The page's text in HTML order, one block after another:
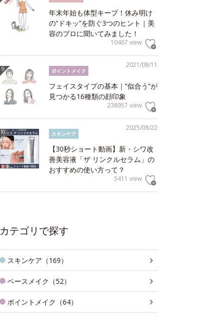
年末年始も体型キープ！休み明け
の“ドキッ”を防ぐ3つのヒント｜美
容のプロに聞いてみました！
10467 view
2021/08/11
ポイントメイク
フェイスタイプの基本｜“似合う”が
見つかる16種類の顔印象
238957 view
2025/08/22
スキンケア
【30秒ショート動画】新・シワ改
善美容液「ザ リンクルセラム」の
おすすめの使い方って？
5411 view
カテゴリで探す
スキンケア（169）
ベースメイク（52）
ポイントメイク（64）